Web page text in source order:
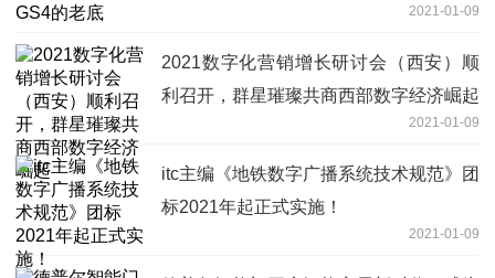
2021-01-09
2021数字化营销增长研讨会（西安）顺
利召开，群星璀璨共商西部数字经济崛起
2021-01-09
itc主编《地铁数字广播系统技术规范》团
标2021年起正式实施！
2021-01-09